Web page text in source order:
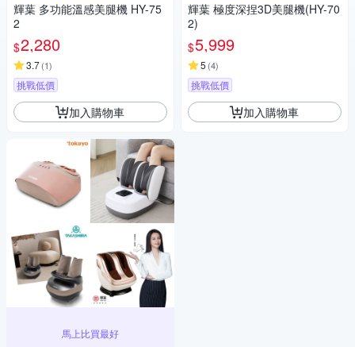
輝葉 多功能溫感美腿機 HY-75
2
$2,280
3.7(1)
挑戰低價
加入購物車
馬上比買最好
輝葉 極度深捏3D美腿機(HY-70
2)
$5,999
5 (4)
挑戰低價
加入購物車